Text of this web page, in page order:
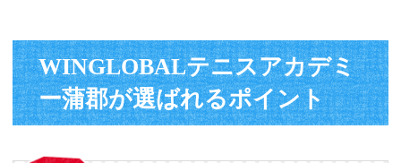
WINGLOBALテニスアカデミ
ー蒲郡が選ばれるポイント